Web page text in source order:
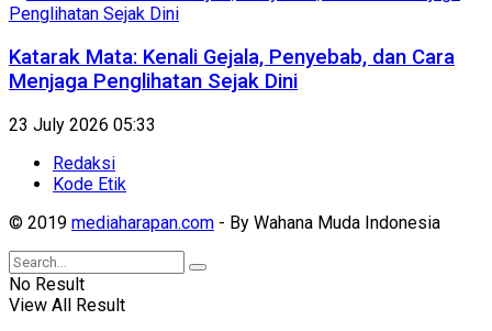
Katarak Mata: Kenali Gejala, Penyebab, dan Cara
Menjaga Penglihatan Sejak Dini
23 July 2026 05:33
Redaksi
Kode Etik
© 2019 mediaharapan.com - By Wahana Muda Indonesia
No Result
View All Result